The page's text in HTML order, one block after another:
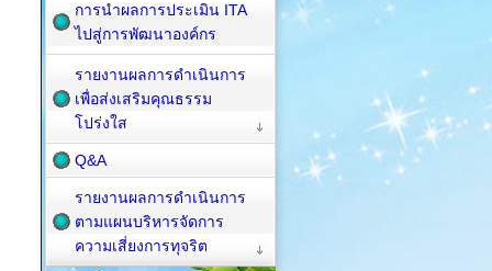
การนำผลการประเมิน ITA
ไปสู่การพัฒนาองค์กร
รายงานผลการดำเนินการ
เพื่อส่งเสริมคุณธรรม
โปร่งใส
Q&A
รายงานผลการดำเนินการ
ตามแผนบริหารจัดการ
ความเสี่ยงการทุจริต